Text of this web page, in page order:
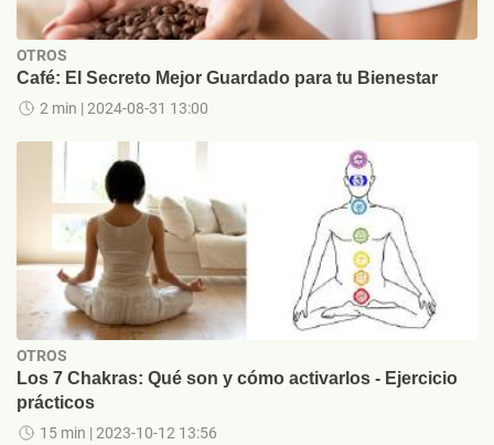
OTROS
Café: El Secreto Mejor Guardado para tu Bienestar
2 min | 2024-08-31 13:00
OTROS
Los 7 Chakras: Qué son y cómo activarlos - Ejercicio
prácticos
15 min | 2023-10-12 13:56